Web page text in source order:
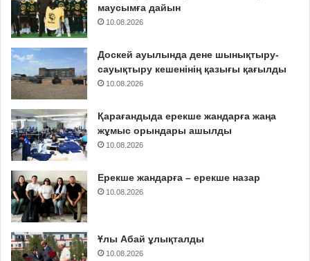
маусымға дайын
10.08.2026
Доскей ауылында дене шынықтыру-
сауықтыру кешенінің қазығы қағылды
10.08.2026
Қарағандыда ерекше жандарға жаңа
жұмыс орындары ашылды
10.08.2026
Ерекше жандарға – ерекше назар
10.08.2026
Ұлы Абай ұлықталды
10.08.2026